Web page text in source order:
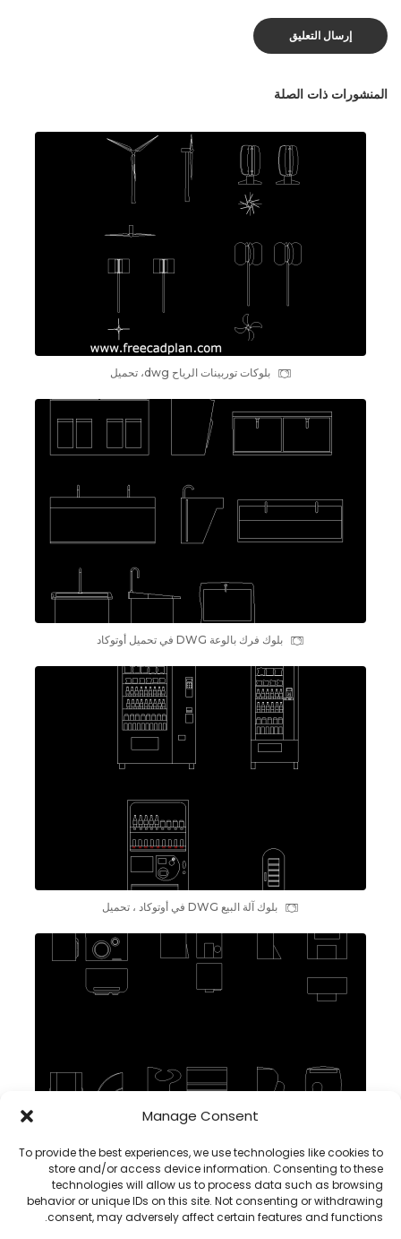
Manage Consent
To provide the best experiences, we use technologies like cookies to
store and/or access device information. Consenting to these
technologies will allow us to process data such as browsing
behavior or unique IDs on this site. Not consenting or withdrawing
consent, may adversely affect certain features and functions.
المنشورات ذات الصلة
بلوکات توربينات الرياح dwg، تحمیل
بلوك فرك بالوعة DWG في تحميل أوتوكاد
بلوك آلة البيع DWG في أوتوكاد ، تحميل
بلوکات مجفف اليد DWG CAD في أوتوكاد ، تحميل